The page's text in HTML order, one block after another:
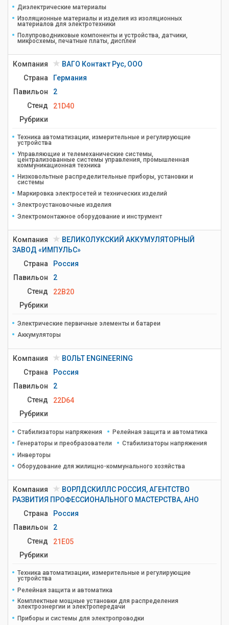
Диэлектрические материалы
Изоляционные материалы и изделия из изоляционных
материалов для электротехники
Полупроводниковые компоненты и устройства, датчики,
микросхемы, печатные платы, дисплеи
Компания
ВАГО Контакт Рус, ООО
Страна
Германия
Павильон
2
Стенд
21D40
Рубрики
Техника автоматизации, измерительные и регулирующие
устройства
Управляющие и телемеханические системы,
централизованные системы управления, промышленная
коммуникационная техника
Низковольтные распределительные приборы, установки и
системы
Маркировка электросетей и технических изделий
Электроустановочные изделия
Электромонтажное оборудование и инструмент
Компания
ВЕЛИКОЛУКСКИЙ АККУМУЛЯТОРНЫЙ
ЗАВОД «ИМПУЛЬС»
Страна
Россия
Павильон
2
Стенд
22B20
Рубрики
Электрические первичные элементы и батареи
Аккумуляторы
Компания
ВОЛЬТ ENGINEERING
Страна
Россия
Павильон
2
Стенд
22D64
Рубрики
Стабилизаторы напряжения
Релейная защита и автоматика
Генераторы и преобразователи
Стабилизаторы напряжения
Инверторы
Оборудование для жилищно-коммунального хозяйства
Компания
ВОРЛДСКИЛЛС РОССИЯ, АГЕНТСТВО
РАЗВИТИЯ ПРОФЕССИОНАЛЬНОГО МАСТЕРСТВА, АНО
Страна
Россия
Павильон
2
Стенд
21E05
Рубрики
Техника автоматизации, измерительные и регулирующие
устройства
Релейная защита и автоматика
Комплектные мощные установки для распределения
электроэнергии и электропередачи
Приборы и системы для электропроводки